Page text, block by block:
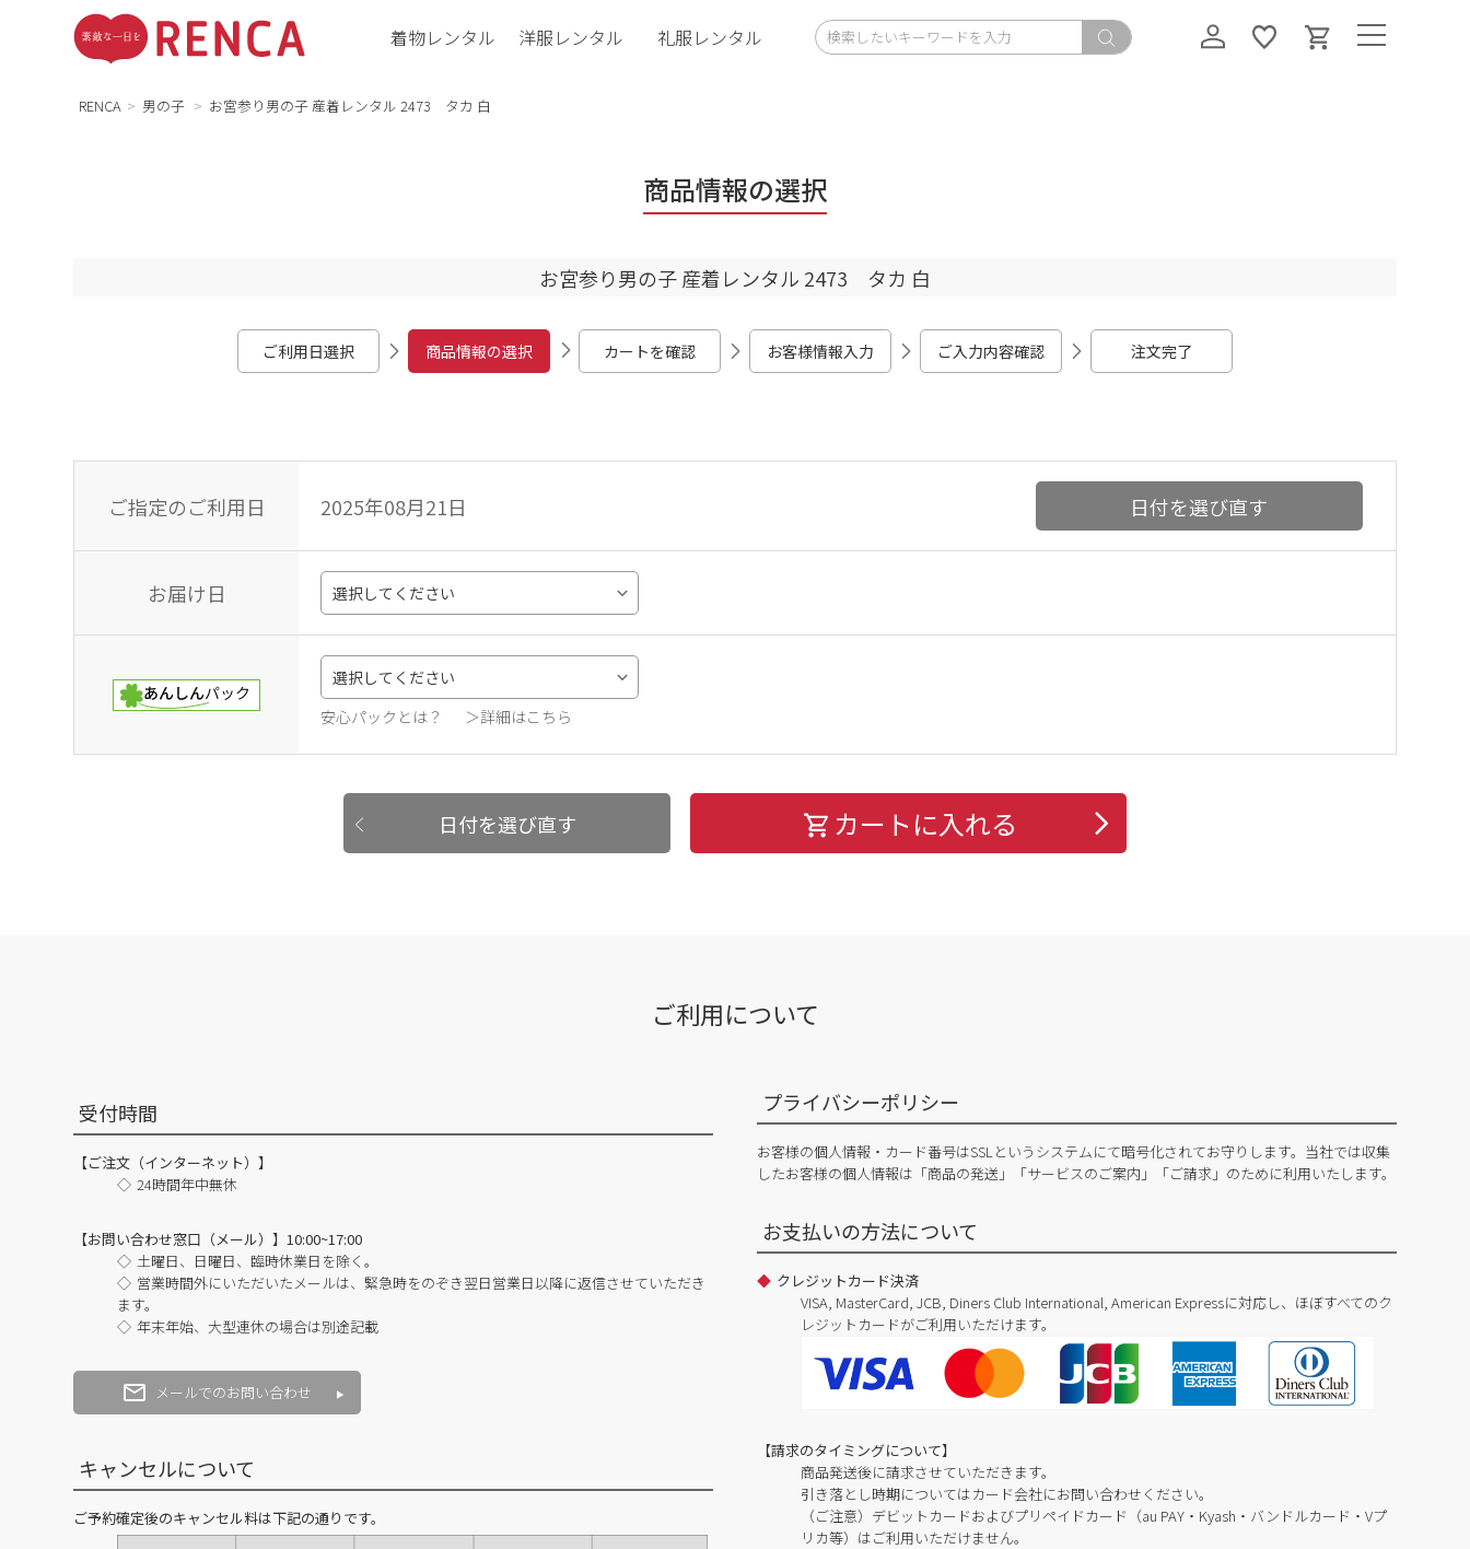
着物レンタル 洋服レンタル 礼服レンタル
RENCA 男の子 お宮参り男の子 産着レンタル 2473 タカ 白
商品情報の選択
お宮参り男の子 産着レンタル 2473 タカ 白
ご利用日選択 商品情報の選択 カートを確認 お客様情報入力 ご入力内容確認 注文完了
ご指定のご利用日 2025年08月21日 日付を選び直す
お届け日
安心パックとは？ ＞詳細はこちら
日付を選び直す カートに入れる
ご利用について
受付時間
【ご注文（インターネット）】
24時間年中無休
【お問い合わせ窓口（メール）】10:00~17:00
土曜日、日曜日、臨時休業日を除く。
営業時間外にいただいたメールは、緊急時をのぞき翌日営業日以降に返信させていただき
ます。
年末年始、大型連休の場合は別途記載
メールでのお問い合わせ
キャンセルについて
ご予約確定後のキャンセル料は下記の通りです。
プライバシーポリシー
お客様の個人情報・カード番号はSSLというシステムにて暗号化されてお守りします。当社では収集
したお客様の個人情報は「商品の発送」「サービスのご案内」「ご請求」のために利用いたします。
お支払いの方法について
クレジットカード決済
VISA, MasterCard, JCB, Diners Club International, American Expressに対応し、ほぼすべてのク
レジットカードがご利用いただけます。
【請求のタイミングについて】
商品発送後に請求させていただきます。
引き落とし時期についてはカード会社にお問い合わせください。
（ご注意）デビットカードおよびプリペイドカード（au PAY・Kyash・バンドルカード・Vプ
リカ等）はご利用いただけません。